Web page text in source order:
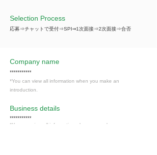
Selection Process
応募⇒チャットで受付⇒SPI⇒1次面接⇒2次面接⇒合否
Company name
***********
*You can view all information when you make an
introduction.
​Business details
***********
*You can view all information when you make an